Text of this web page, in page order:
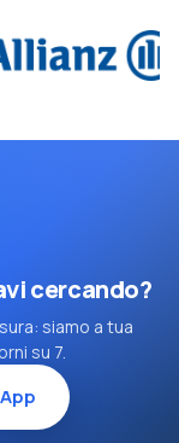
cercando?
siamo a tua
su 7.